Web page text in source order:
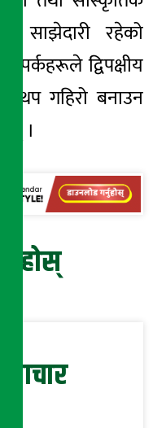
साझेदारी रहेको
द्विपक्षीय
थप गहिरो बनाउन
।